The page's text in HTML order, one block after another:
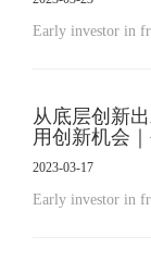
Early investor in
从底层创新
用创新机会
2023-03-17
Early investor in